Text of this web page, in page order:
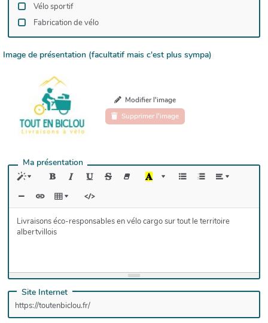
Vélo sportif
Fabrication de vélo
Image de présentation (facultatif mais c'est plus sympa)
Modifier l'image
Supprimer l'image
Ma présentation
Livraisons éco-responsables en vélo cargo sur tout le territoire
albertvillois
Site Internet